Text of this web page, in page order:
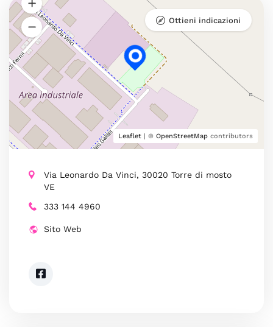
Leaflet | © OpenStreetMap contributors
Ottieni indicazioni
Via Leonardo Da Vinci, 30020 Torre di mosto
VE
333 144 4960
Sito Web